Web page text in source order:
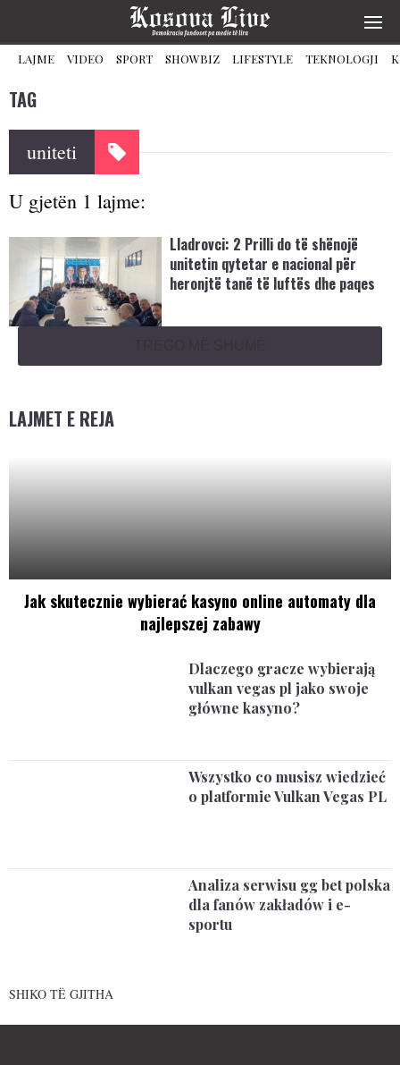
LAJME VIDEO SPORT SHOWBIZ LIFESTYLE TEKNOLOGJI
TAG
uniteti
U gjetën 1 lajme:
Lladrovci: 2 Prilli do të shënojë
unitetin qytetar e nacional për
heronjtë tanë të luftës dhe paqes
LAJMET E REJA
Jak skutecznie wybierać kasyno online automaty dla
najlepszej zabawy
Dlaczego gracze wybierają
vulkan vegas pl jako swoje
główne kasyno?
Wszystko co musisz wiedzieć
o platformie Vulkan Vegas PL
Analiza serwisu gg bet polska
dla fanów zakładów i e-
sportu
SHIKO TË GJITHA